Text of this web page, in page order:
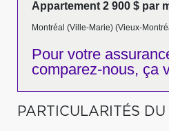
Appartement 2 900 $ par
Montréal (Ville-Marie) (Vieux-
Pour votre
comparez-nous, ça
PARTICULARITÉS DU